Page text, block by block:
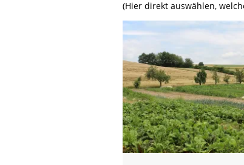
bestellen
Life-Natur-Projekte
Auffangstation
(Hier direkt auswählen,